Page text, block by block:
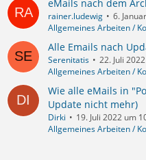
eMails nach dem
rainer.ludewig
6.
Allgemeines Arbeiten /
Alle Emails nach
Serenitatis
22. Juli
Allgemeines Arbeiten /
Wie alle eMails in
Update nicht mehr)
Dirki
19. Juli 2022 um
Allgemeines Arbeiten /